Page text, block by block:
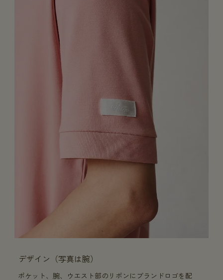
デザイン（写真は腕）
ポケット、腕、ウエスト部のリボンにブランドロゴを配